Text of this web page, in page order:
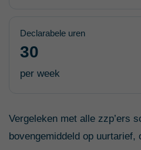
Declarabele uren
30
per week
Vergeleken met alle zzp’ers
bovengemiddeld op